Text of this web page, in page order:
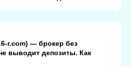
r.com) — брокер без
выводит депозиты. Как